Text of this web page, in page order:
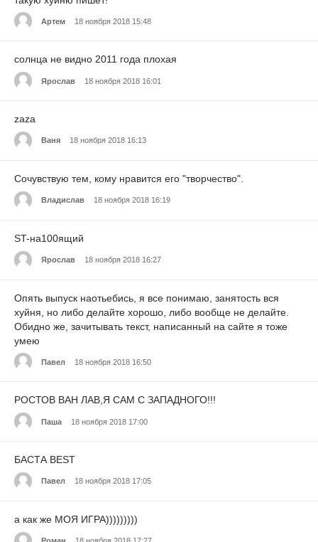
Артем 18 ноября 2018 15:48
солнца не видно 2011 года плохая
Ярослав 18 ноября 2018 16:01
zaza
Ваня 18 ноября 2018 16:13
Сочувствую тем, кому нравится его "творчество".
Владислав 18 ноября 2018 16:19
ST-на100ящий
Ярослав 18 ноября 2018 16:27
Опять выпуск наотьебись, я все понимаю, занятость вся
хуйня, но либо делайте хорошо, либо вообще не делайте.
Обидно же, зачитывать текст, написанный на сайте я тоже
умею
Павел 18 ноября 2018 16:50
РОСТОВ ВАН ЛАВ,Я САМ С ЗАПАДНОГО!!!
Паша 18 ноября 2018 17:00
БАСТА BEST
Павел 18 ноября 2018 17:05
а как же МОЯ ИГРА)))))))))